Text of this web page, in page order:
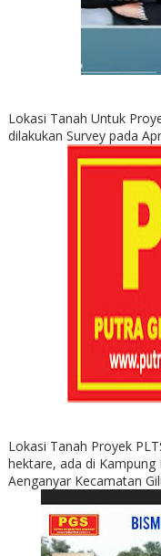
Lokasi Tanah Untuk
dilakukan Survey pada
Lokasi Tanah Proyek
hektare, ada di
Aenganyar Kecamatan